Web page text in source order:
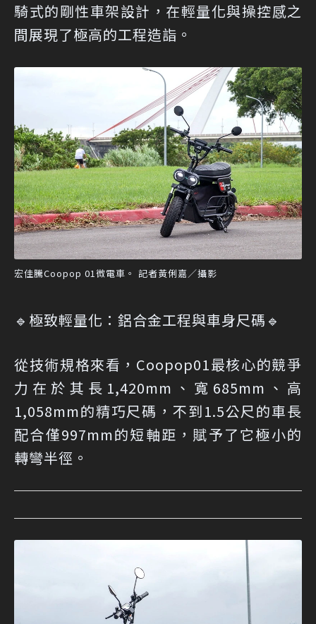
騎式的剛性車架設計，在輕量化與操控感之
間展現了極高的工程造詣。
宏佳騰Coopop 01微電車。 記者黃俐嘉／攝影
🔹極致輕量化：鋁合金工程與車身尺碼🔹
從技術規格來看，Coopop01最核心的競爭
力在於其長1,420mm、寬685mm、高
1,058mm的精巧尺碼，不到1.5公尺的車長
配合僅997mm的短軸距，賦予了它極小的
轉彎半徑。